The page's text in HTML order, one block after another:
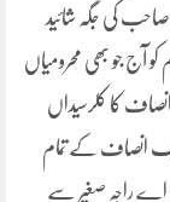
کی جگہ شائید
کی عوام اور پی پی 10کے عوام کو آج جو بھی محرومیاں
کا کلرسیداں
انصاف کے تمام
اے راجہ صغیر سے